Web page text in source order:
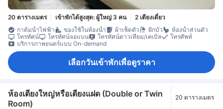
20 ตารางเมตร เข้าพักได้สูงสุด: ผู้ใหญ่ 3 คน
2 เตียงเดี่ยว
กาต้มน้ำไฟฟ้า
ของใช้ในห้องน้ำ ผ้าเช็ดตัว ฝักบัว
ห้องน้ำส่วนตัว
โทรทัศน์
โทรทัศน์จอแบน โทรทัศน์ดาวเทียม/เคเบิล
โทรศัพท์
บริการภาพยนตร์แบบ On-demand
เลือกวันเข้าพักเพื่อดูราคา
ห้องเตียงใหญ่หรือเตียงแฝด (Double or Twin
Room)
20 ตารางเมตร